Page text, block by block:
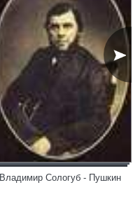
Владимир Сологуб - Пушкин